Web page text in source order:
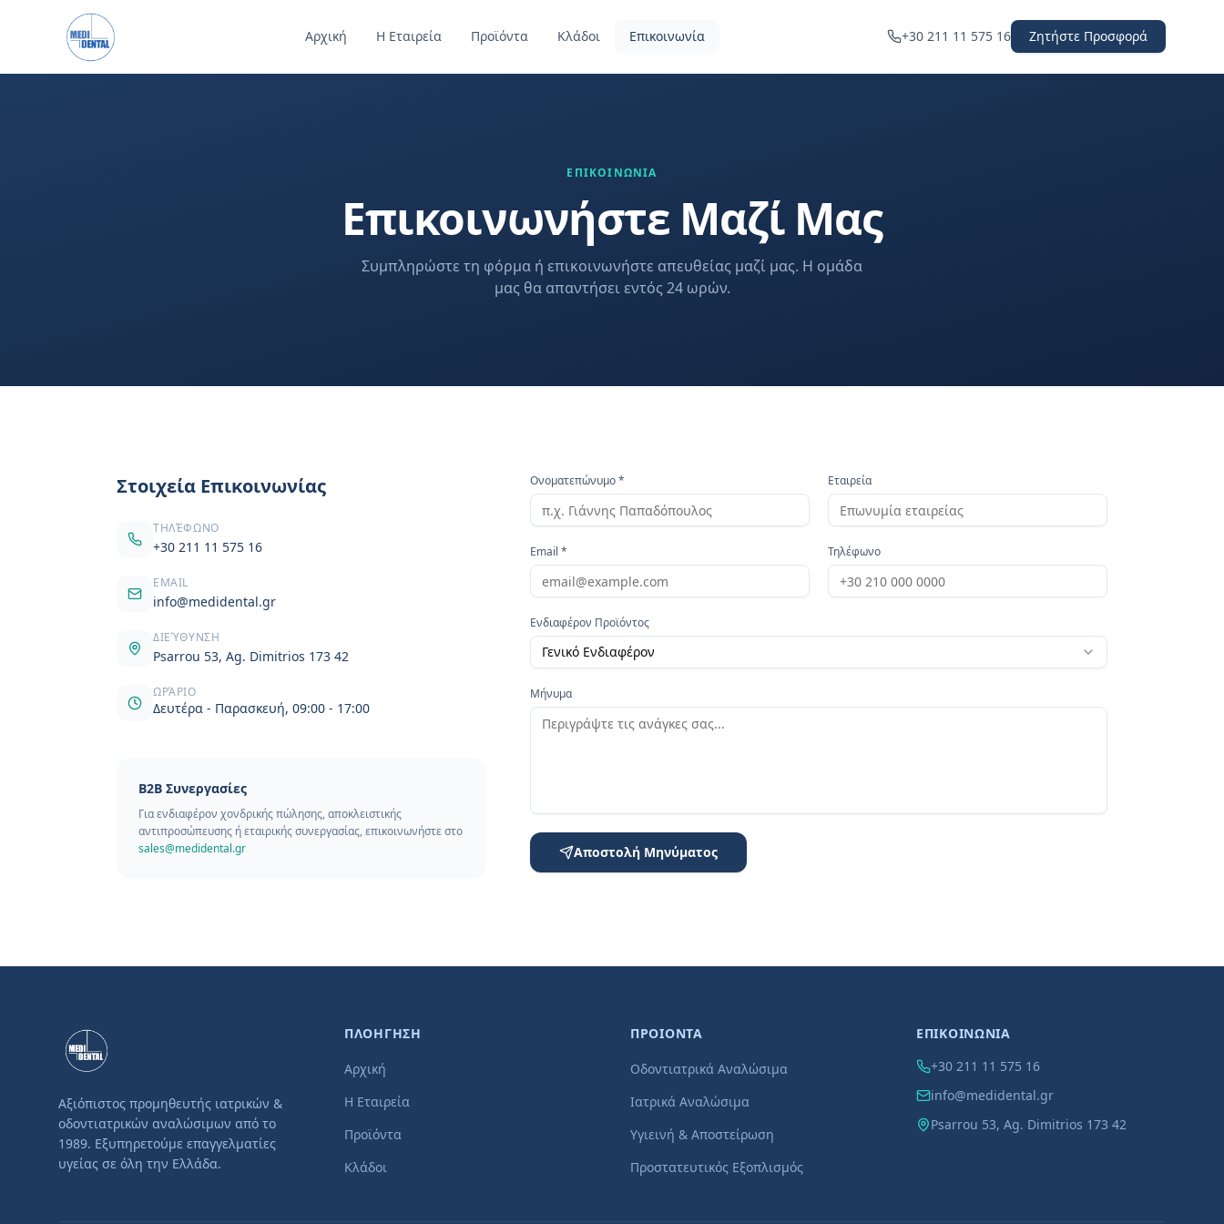
Αρχική Η Εταιρεία Προϊόντα Κλάδοι Επικοινωνία +30 211 11 575 16 Ζητήστε Προσφορά
ΕΠΙΚΟΙΝΩΝΙΑ
Επικοινωνήστε Μαζί Μας
Συμπληρώστε τη φόρμα ή επικοινωνήστε απευθείας μαζί μας. Η ομάδα
μας θα απαντήσει εντός 24 ωρών.
Στοιχεία Επικοινωνίας
ΤΗΛΈΦΩΝΟ
+30 211 11 575 16
EMAIL
info@medidental.gr
ΔΙΕΎΘΥΝΣΗ
Psarrou 53, Ag. Dimitrios 173 42
ΩΡΆΡΙΟ
Δευτέρα - Παρασκευή, 09:00 - 17:00
B2B Συνεργασίες
Για ενδιαφέρον χονδρικής πώλησης, αποκλειστικής
αντιπροσώπευσης ή εταιρικής συνεργασίας, επικοινωνήστε στο
sales@medidental.gr
Ονοματεπώνυμο * Εταιρεία
Email * Τηλέφωνο
Ενδιαφέρον Προϊόντος
Γενικό Ενδιαφέρον
Μήνυμα
Αποστολή Μηνύματος
Αξιόπιστος προμηθευτής ιατρικών &
οδοντιατρικών αναλώσιμων από το
1989. Εξυπηρετούμε επαγγελματίες
υγείας σε όλη την Ελλάδα.
ΠΛΟΗΓΗΣΗ
Αρχική
Η Εταιρεία
Προϊόντα
Κλάδοι
ΠΡΟΙΟΝΤΑ
Οδοντιατρικά Αναλώσιμα
Ιατρικά Αναλώσιμα
Υγιεινή & Αποστείρωση
Προστατευτικός Εξοπλισμός
ΕΠΙΚΟΙΝΩΝΙΑ
+30 211 11 575 16
info@medidental.gr
Psarrou 53, Ag. Dimitrios 173 42